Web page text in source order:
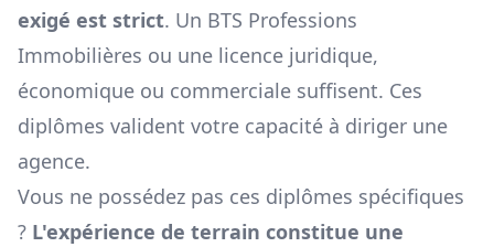
exigé est strict. Un BTS Professions
Immobilières ou une licence juridique,
économique ou commerciale suffisent. Ces
diplômes valident votre capacité à diriger une
agence.
Vous ne possédez pas ces diplômes spécifiques
? L'expérience de terrain constitue une